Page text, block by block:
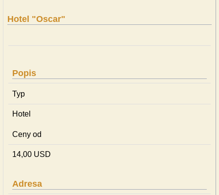
Hotel "Oscar"
Popis
Typ
Hotel
Ceny od
14,00 USD
Adresa